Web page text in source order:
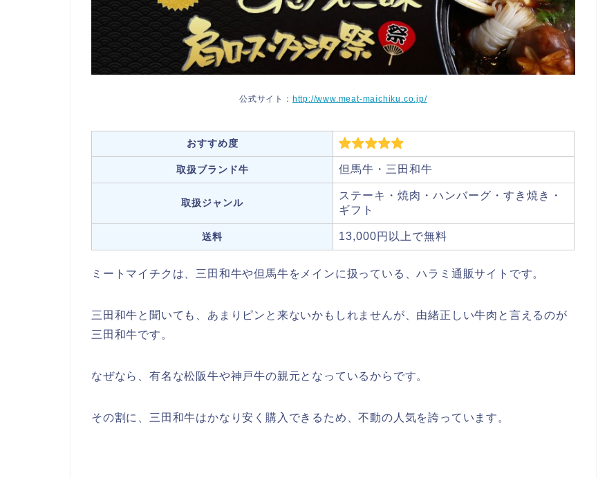
公式サイト： http://www.meat-maichiku.co.jp/
おすすめ度
取扱ブランド牛 但馬牛・三田和牛
取扱ジャンル
ステーキ・焼肉・ハンバーグ・すき焼き・
ギフト
送料 13,000円以上で無料
ミートマイチクは、三田和牛や但馬牛をメインに扱っている、ハラミ通販サイトです。
三田和牛と聞いても、あまりピンと来ないかもしれませんが、由緒正しい牛肉と言えるのが
三田和牛です。
なぜなら、有名な松阪牛や神戸牛の親元となっているからです。
その割に、三田和牛はかなり安く購入できるため、不動の人気を誇っています。